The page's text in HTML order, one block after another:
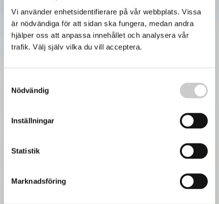
Vi använder enhetsidentifierare på vår webbplats. Vissa
är nödvändiga för att sidan ska fungera, medan andra
hjälper oss att anpassa innehållet och analysera vår
trafik. Välj själv vilka du vill acceptera.
Nödvändig
Inställningar
Statistik
Marknadsföring